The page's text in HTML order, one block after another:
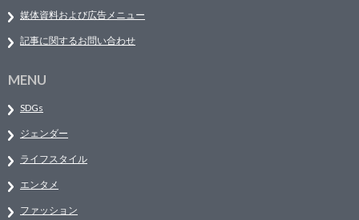
媒体資料および広告メニュー
記事に関するお問い合わせ
MENU
SDGs
ジェンダー
ライフスタイル
エンタメ
ファッション